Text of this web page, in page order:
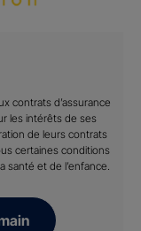
contrats d’assurance
les intérêts de ses
de leurs contrats
certaines conditions
santé et de l’enfance.